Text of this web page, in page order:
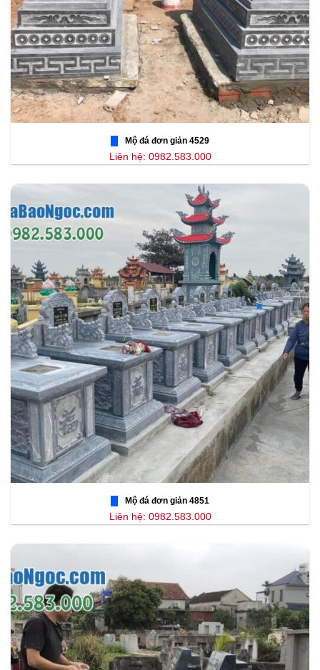
Mộ đá đơn giản 4529
Liên hệ: 0982.583.000
Mộ đá đơn giản 4851
Liên hệ: 0982.583.000